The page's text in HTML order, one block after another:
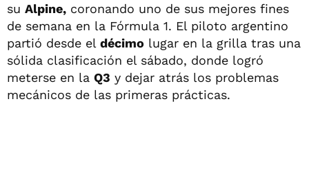
su Alpine, coronando uno de sus mejores fines
de semana en la Fórmula 1. El piloto argentino
partió desde el décimo lugar en la grilla tras una
sólida clasificación el sábado, donde logró
meterse en la Q3 y dejar atrás los problemas
mecánicos de las primeras prácticas.